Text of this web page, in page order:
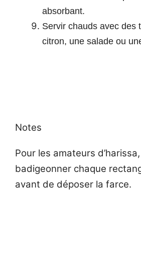
absorbant.
Servir chauds avec des
citron, une salade ou
Notes
Pour les amateurs
badigeonner chaque
avant de déposer la farce.